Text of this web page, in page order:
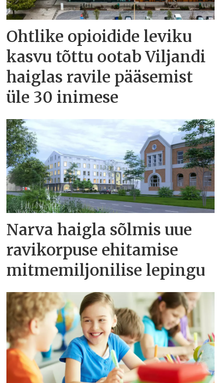
Ohtlike opioidide leviku
kasvu tõttu ootab Viljandi
haiglas ravile pääsemist
üle 30 inimese
Narva haigla sõlmis uue
ravikorpuse ehitamise
mitmemiljonilise lepingu